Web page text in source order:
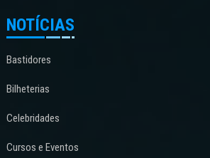
NOTÍCIAS
Bastidores
Bilheterias
Celebridades
Cursos e Eventos